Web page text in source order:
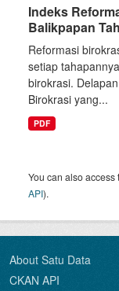
Indeks
Balikpapan
Reformasi
setiap
birokrasi.
Birokrasi yang...
PDF
You can also
API).
About Satu Data
CKAN API